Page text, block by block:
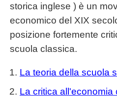
storica inglese ) è un
economico del XIX
posizione fortemente
scuola classica.
La teoria della scuola
La critica all'economia